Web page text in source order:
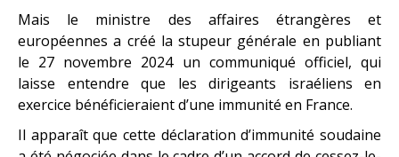
Mais le ministre des affaires étrangères et
européennes a créé la stupeur générale en publiant
le 27 novembre 2024 un communiqué officiel, qui
laisse entendre que les dirigeants israéliens en
exercice bénéficieraient d’une immunité en France.
Il apparaît que cette déclaration d’immunité soudaine